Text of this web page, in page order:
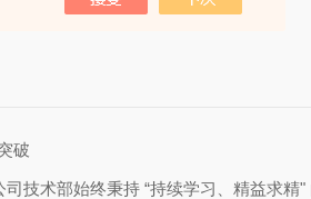
破
技术部始终秉持 “持续学习、精益求